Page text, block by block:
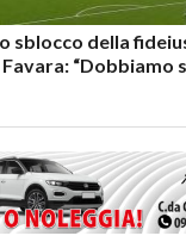
sblocco della
“Dobbiamo